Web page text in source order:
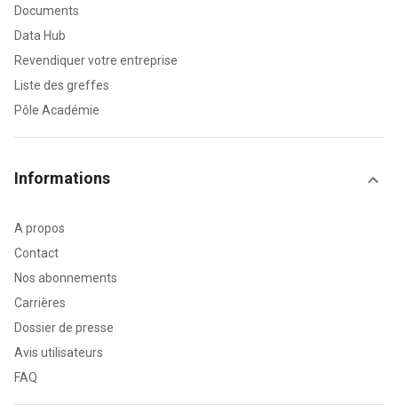
Documents
Data Hub
Revendiquer votre entreprise
Liste des greffes
Pôle Académie
Informations
A propos
Contact
Nos abonnements
Carrières
Dossier de presse
Avis utilisateurs
FAQ